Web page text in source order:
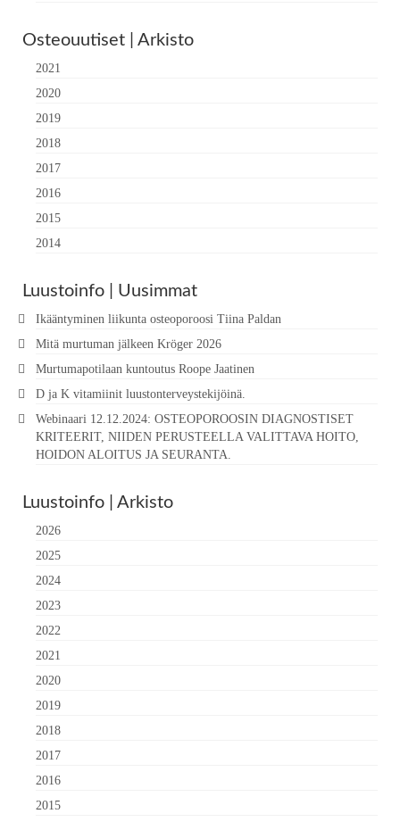
Osteouutiset | Arkisto
2021
2020
2019
2018
2017
2016
2015
2014
Luustoinfo | Uusimmat
Ikääntyminen liikunta osteoporoosi Tiina Paldan
Mitä murtuman jälkeen Kröger 2026
Murtumapotilaan kuntoutus Roope Jaatinen
D ja K vitamiinit luustonterveystekijöinä.
Webinaari 12.12.2024: OSTEOPOROOSIN DIAGNOSTISET
KRITEERIT, NIIDEN PERUSTEELLA VALITTAVA HOITO,
HOIDON ALOITUS JA SEURANTA.
Luustoinfo | Arkisto
2026
2025
2024
2023
2022
2021
2020
2019
2018
2017
2016
2015